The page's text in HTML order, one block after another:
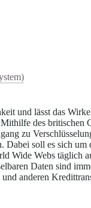
und lässt das
des britischen
zu
Dabei soll es sich um
Wide Webs täglich
Daten sind
anderen